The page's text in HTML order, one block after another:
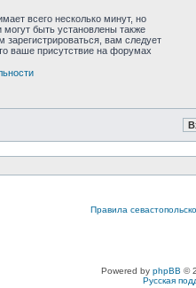
всего несколько минут, но
быть установлены также
зарегистрироваться, вам следует
ваше присутствие на форумах
Правила
Powered by phpBB ©
Русская